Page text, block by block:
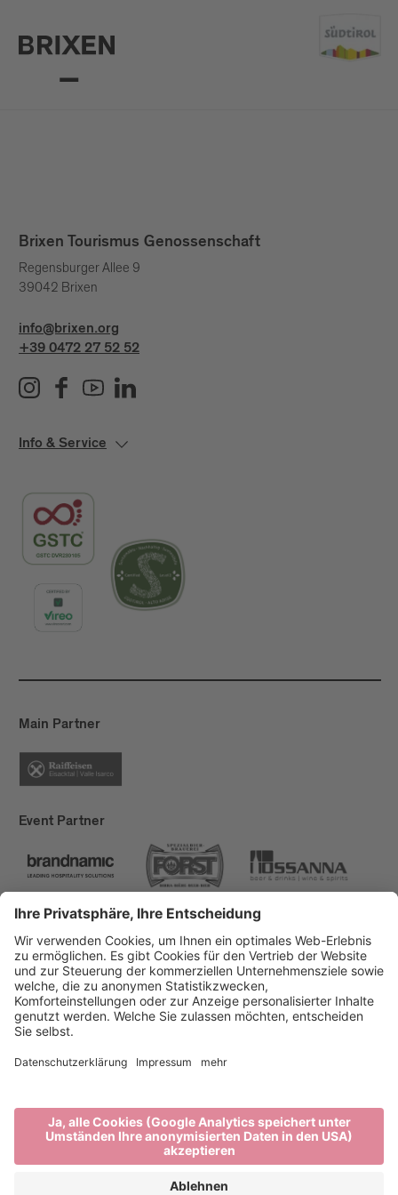
Brixen Tourismus Genossenschaft
Regensburger Allee 9
39042 Brixen
info@brixen.org
+39 0472 27 52 52
Info & Service
Main Partner
Event Partner
Brixen Tourismus
Privacy
Impressum
Förderungen
produced by